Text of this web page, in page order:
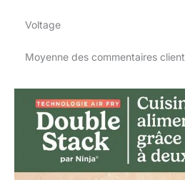
Voltage
Moyenne des commentaires client